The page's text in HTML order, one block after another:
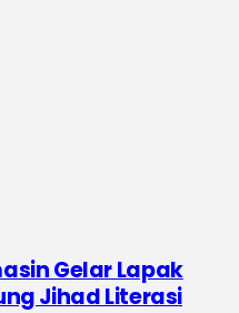
Gelar Lapak
Jihad Literasi